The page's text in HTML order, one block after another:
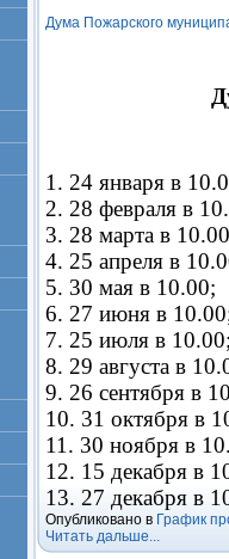
Дума Пожарского
1. 24 января в
2. 28 февраля в
3. 28 марта в
4. 25 апреля в
5. 30 мая в 10.00;
6. 27 июня в
7. 25 июля в 10.00;
8. 29 августа в
9. 26 сентября в
10. 31 октября в
11. 30 ноября в
12. 15 декабря в
13. 27 декабря в
Опубликовано в График
Читать дальше...